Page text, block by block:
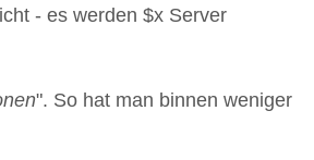
- es werden $x Server
". So hat man binnen weniger